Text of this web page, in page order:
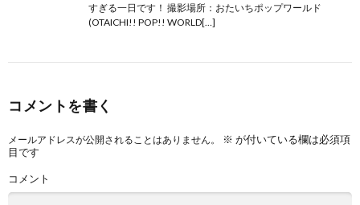
すぎる一日です！ 撮影場所：おたいちポップワールド
(OTAICHI!! POP!! WORLD[…]
コメントを書く
メールアドレスが公開されることはありません。 ※ が付いている欄は必須項
目です
コメント